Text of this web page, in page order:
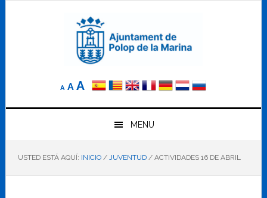
A
Reducir
elA Tamaño
AAumentar
el
tamaño
letra
MENU
USTED ESTÁ AQUÍ: INICIO / JUVENTUD /ACTIVIDADES 16 DE ABRIL